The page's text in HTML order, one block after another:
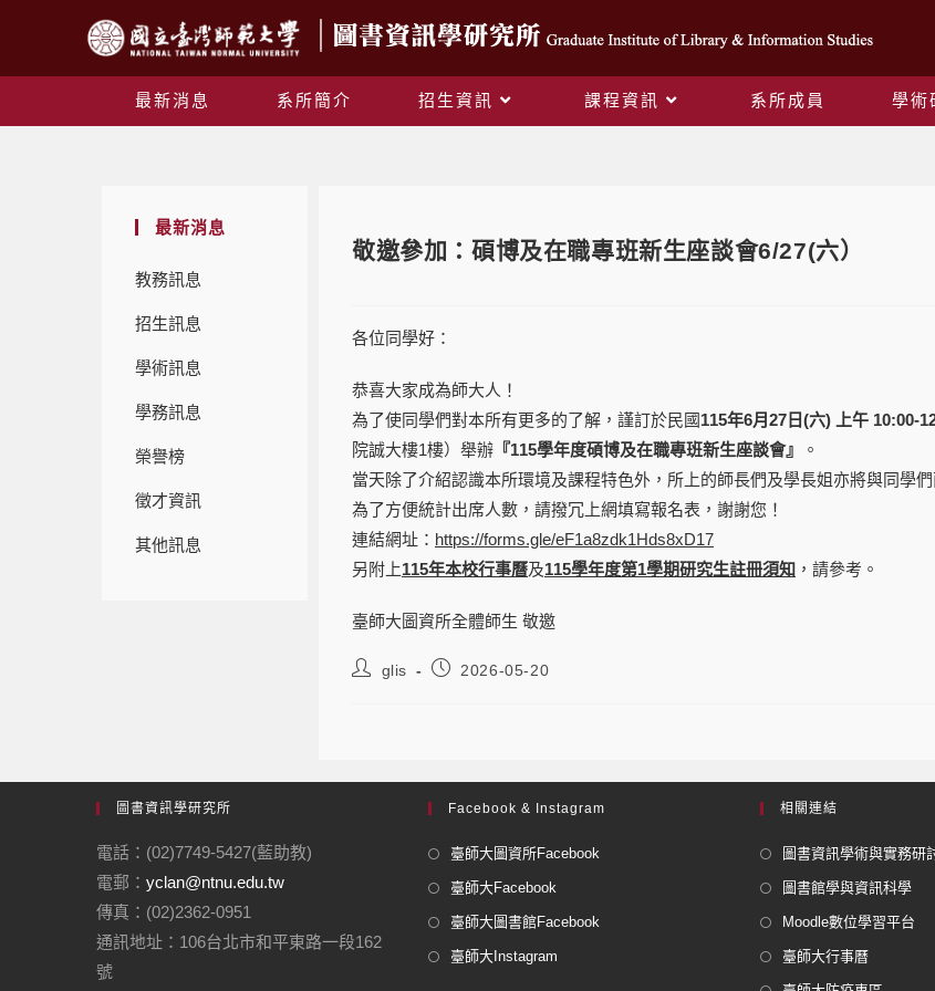
最新消息 系所簡介 招生資訊 課程資訊 系所成員 學術
最新消息
教務訊息
招生訊息
學術訊息
學務訊息
榮譽榜
徵才資訊
其他訊息
敬邀參加：碩博及在職專班新生座談會6/27(六）
各位同學好：
恭喜大家成為師大人！
為了使同學們對本所有更多的了解，謹訂於民國115年6月27日(六) 上午 10:00-
院誠大樓1樓）舉辦 『115學年度碩博及在職專班新生座談會』
。
當天除了介紹認識本所環境及課程特色外，所上的師長們及學長姐亦將與同學們
為了方便統計出席人數，請撥冗上網填寫報名表，謝謝您！
連結網址： https://forms.gle/eF1a8zdk1Hds8xD17
另附上115年本校行事曆及115學年度第1學期研究生註冊須知 ，請參考。
臺師大圖資所全體師生 敬邀
glis 2026-05-20
圖書資訊學研究所
電話：(02)7749-5427(藍助教)
電郵： yclan@ntnu.edu.tw
傳真：(02)2362-0951
通訊地址：106台北市和平東路一段162
號
Facebook & Instagram
臺師大圖資所Facebook
臺師大Facebook
臺師大圖書館Facebook
臺師大Instagram
相關連結
圖書資訊學術與實務研
圖書館學與資訊科學
Moodle數位學習平台
臺師大行事曆